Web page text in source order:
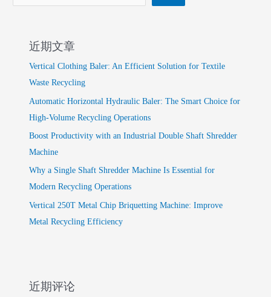
近期文章
Vertical Clothing Baler: An Efficient Solution for Textile
Waste Recycling
Automatic Horizontal Hydraulic Baler: The Smart Choice for
High-Volume Recycling Operations
Boost Productivity with an Industrial Double Shaft Shredder
Machine
Why a Single Shaft Shredder Machine Is Essential for
Modern Recycling Operations
Vertical 250T Metal Chip Briquetting Machine: Improve
Metal Recycling Efficiency
近期评论